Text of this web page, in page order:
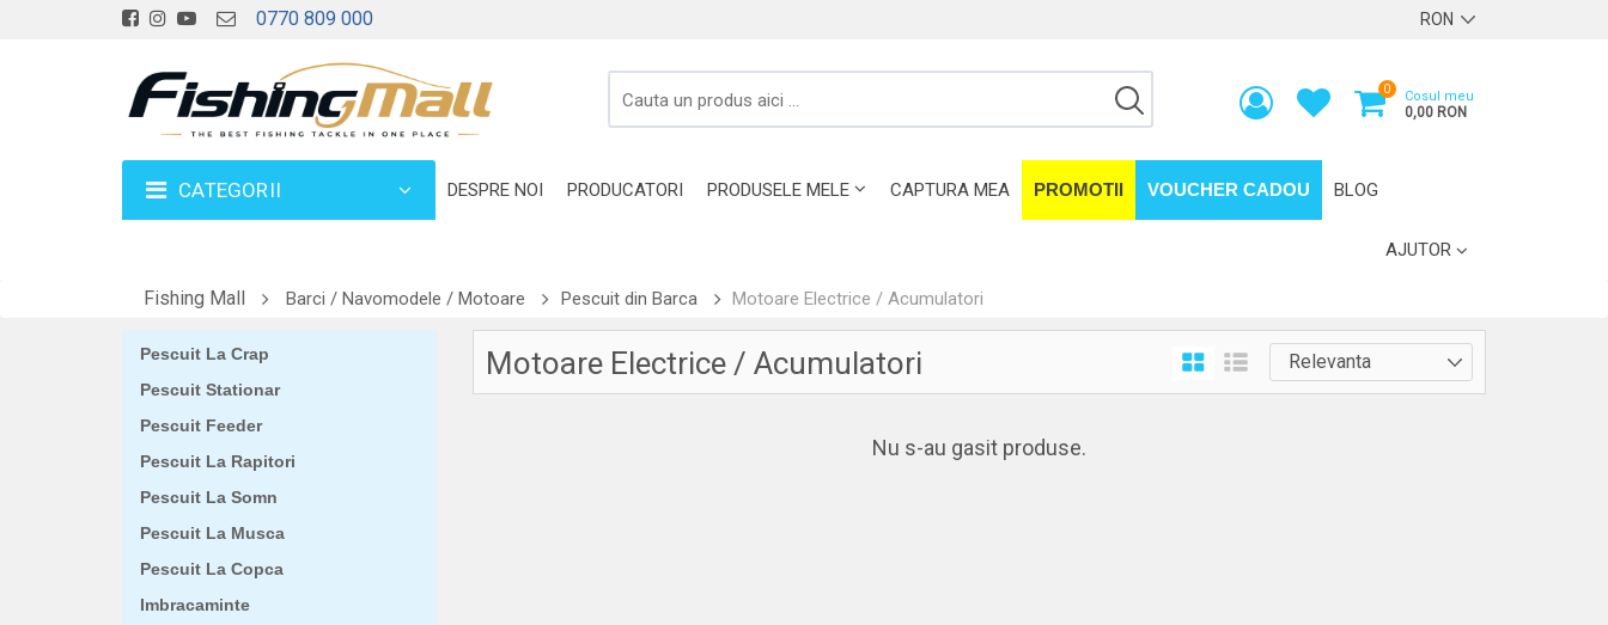
0770 809 000
0 Cosul meu
0,00 RON
CATEGORII DESPRE NOI PRODUCATORI PRODUSELE MELE CAPTURA MEA PROMOTII VOUCHER CADOU BLOG
AJUTOR
Fishing Mall Barci / Navomodele / Motoare Pescuit din Barca Motoare Electrice / Acumulatori
Pescuit La Crap
Pescuit Stationar
Pescuit Feeder
Pescuit La Rapitori
Pescuit La Somn
Pescuit La Musca
Pescuit La Copca
Imbracaminte
Motoare Electrice / Acumulatori
Nu s-au gasit produse.